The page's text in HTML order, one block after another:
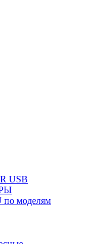
USB
моделям